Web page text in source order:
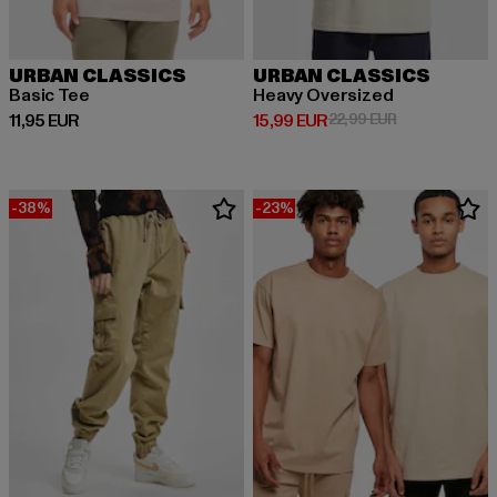
URBAN CLASSICS
Basic Tee
11,95 EUR
Derzeitiger Preis: 11,95 EUR
URBAN CLASSICS
Heavy Oversized
15,99 EUR
Derzeitiger Preis: 15,99 EUR
22,99 EURAktionspreis:
-38% -23%